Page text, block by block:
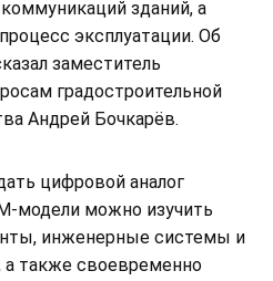
зданий, а
эксплуатации. Об
заместитель
градостроительной
Андрей Бочкарёв.
цифровой аналог
модели можно изучить
инженерные системы и
также своевременно